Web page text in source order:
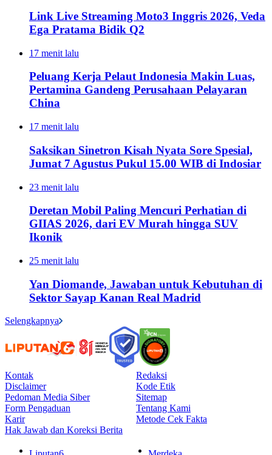
Link Live Streaming Moto3 Inggris 2026, Veda
Ega Pratama Bidik Q2
17 menit lalu
Peluang Kerja Pelaut Indonesia Makin Luas,
Pertamina Gandeng Perusahaan Pelayaran
China
17 menit lalu
Saksikan Sinetron Kisah Nyata Sore Spesial,
Jumat 7 Agustus Pukul 15.00 WIB di Indosiar
23 menit lalu
Deretan Mobil Paling Mencuri Perhatian di
GIIAS 2026, dari EV Murah hingga SUV
Ikonik
25 menit lalu
Yan Diomande, Jawaban untuk Kebutuhan di
Sektor Sayap Kanan Real Madrid
Selengkapnya
Kontak
Redaksi
Disclaimer
Kode Etik
Pedoman Media Siber
Sitemap
Form Pengaduan
Tentang Kami
Karir
Metode Cek Fakta
Hak Jawab dan Koreksi Berita